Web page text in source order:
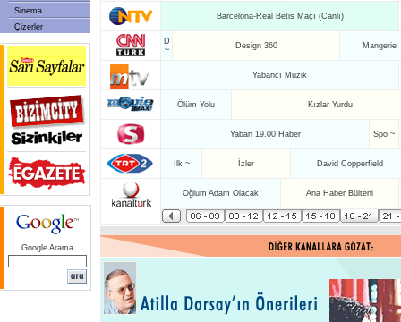
Sinema
Çizerler
Google Arama
Barcelona-Real Betis Maçı (Canlı)
D
~
Design 360 Mangerie
Yabancı Müzik
Ölüm Yolu Kızlar Yurdu
Yaban 19.00 Haber Spo ~
İlk ~ İzler David Copperfield
Oğlum Adam Olacak Ana Haber Bülteni